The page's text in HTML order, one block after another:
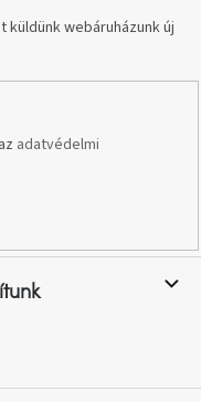
webáruházunk új
adatvédelmi